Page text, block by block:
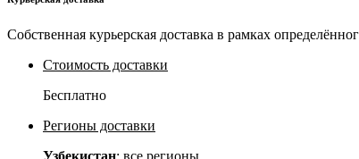
Собственная курьерская доставка в рамках
Стоимость доставки
Бесплатно
Регионы доставки